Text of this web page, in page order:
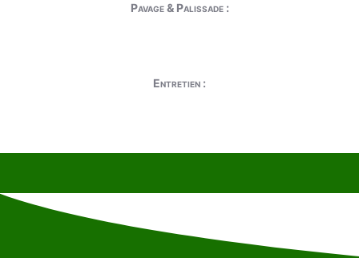
Pavage & Palissade :
Entretien :